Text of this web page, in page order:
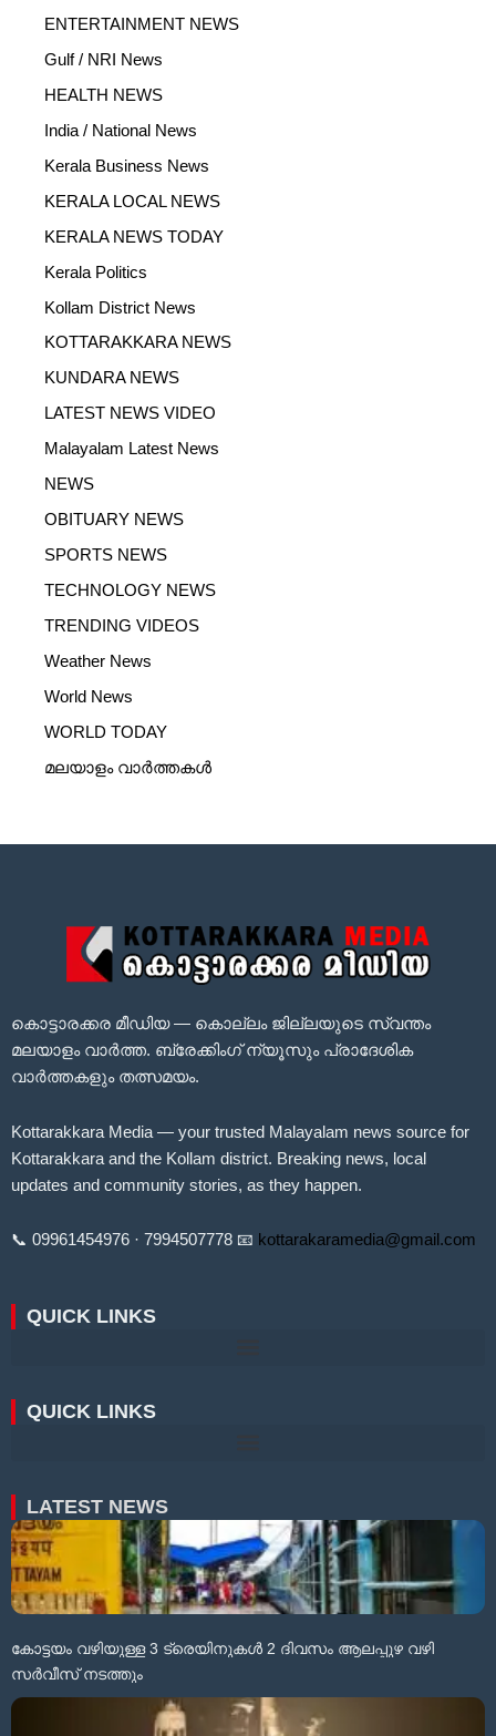
ENTERTAINMENT NEWS
Gulf / NRI News
HEALTH NEWS
India / National News
Kerala Business News
KERALA LOCAL NEWS
KERALA NEWS TODAY
Kerala Politics
Kollam District News
KOTTARAKKARA NEWS
KUNDARA NEWS
LATEST NEWS VIDEO
Malayalam Latest News
NEWS
OBITUARY NEWS
SPORTS NEWS
TECHNOLOGY NEWS
TRENDING VIDEOS
Weather News
World News
WORLD TODAY
മലയാളം വാർത്തകൾ
കൊട്ടാരക്കര മീഡിയ — കൊല്ലം ജില്ലയുടെ സ്വന്തം
മലയാളം വാർത്ത. ബ്രേക്കിംഗ് ന്യൂസും പ്രാദേശിക
വാർത്തകളും തത്സമയം.
Kottarakkara Media — your trusted Malayalam news source for
Kottarakkara and the Kollam district. Breaking news, local
updates and community stories, as they happen.
📞 09961454976 · 7994507778 📧 kottarakaramedia@gmail.com
QUICK LINKS
QUICK LINKS
LATEST NEWS
കോട്ടയം വഴിയുള്ള 3 ട്രെയിനുകൾ 2 ദിവസം ആലപ്പുഴ വഴി
സർവീസ് നടത്തും